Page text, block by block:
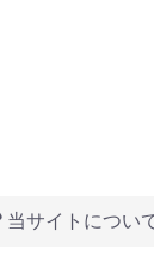
当サイトについ